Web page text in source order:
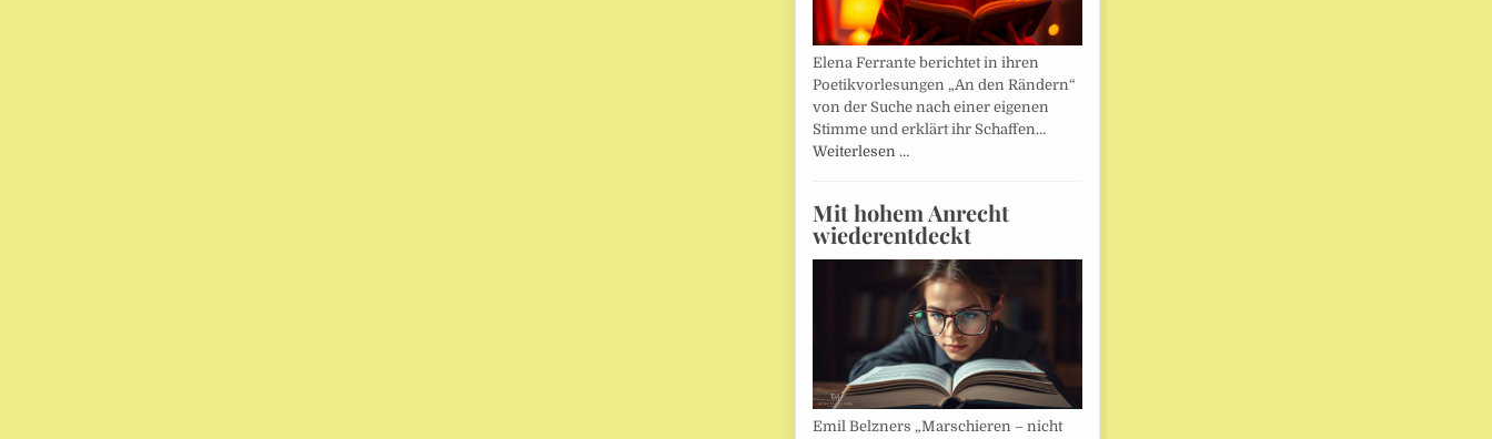
Elena Ferrante berichtet in ihren
Poetikvorlesungen „An den Rändern“
von der Suche nach einer eigenen
Stimme und erklärt ihr Schaffen…
Weiterlesen …
Mit hohem Anrecht
wiederentdeckt
Emil Belzners „Marschieren – nicht